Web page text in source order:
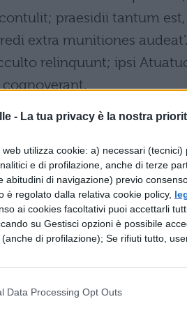
- La tua privacy è la nostra
utilizza cookie: a) necessari
e di profilazione, anche di terze
abitudini di navigazione) previo
è regolato dalla relativa cookie policy,
ai cookies facoltativi puoi accettarli
su Gestisci opzioni è possibile
di profilazione); Se rifiuti tutto,
Data Processing Opt Outs
praesidii tantum
extra munitiones
relinquunt; ipsi
parti degli Eburoni e si
di ritornare ai
possa la Fortuna in
come dicemmo, non
motivo di timore. Oltre il
erano saccheggiati e che